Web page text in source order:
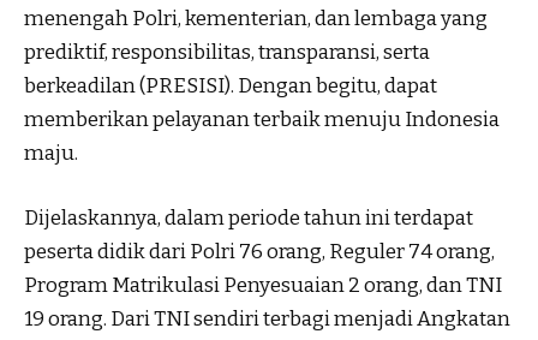
menengah Polri, kementerian, dan lembaga yang
prediktif, responsibilitas, transparansi, serta
berkeadilan (PRESISI). Dengan begitu, dapat
memberikan pelayanan terbaik menuju Indonesia
maju.
Dijelaskannya, dalam periode tahun ini terdapat
peserta didik dari Polri 76 orang, Reguler 74 orang,
Program Matrikulasi Penyesuaian 2 orang, dan TNI
19 orang. Dari TNI sendiri terbagi menjadi Angkatan